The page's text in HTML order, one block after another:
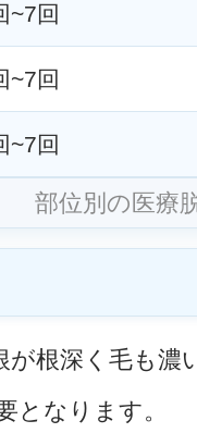
~7回
~7回
~7回
部位別の医療
が根深く毛も濃
となります。